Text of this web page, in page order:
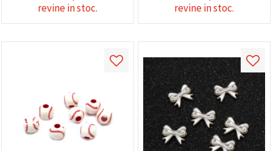
revine in stoc.
revine in stoc.